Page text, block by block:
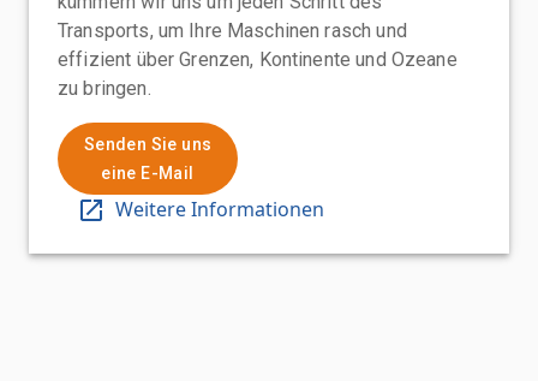
Transports, um Ihre Maschinen rasch und
effizient über Grenzen, Kontinente und Ozeane
zu bringen.
Senden Sie uns
eine E-Mail
Weitere Informationen